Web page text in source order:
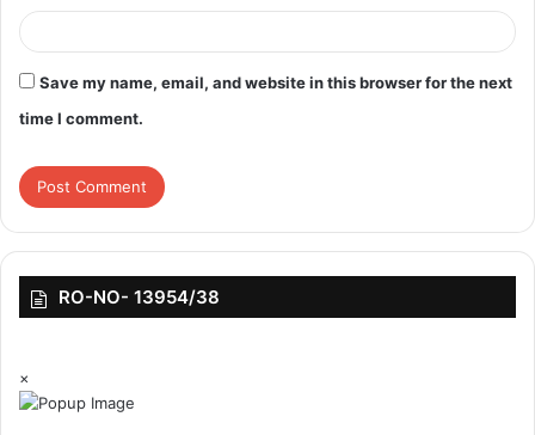
Save my name, email, and website in this browser for the next
time I comment.
RO-NO- 13954/38
×